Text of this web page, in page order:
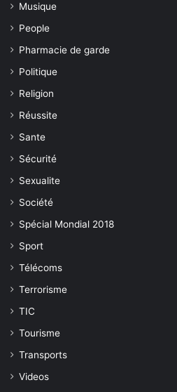
Musique
People
Pharmacie de garde
Politique
Religion
Réussite
Sante
Sécurité
Sexualite
Société
Spécial Mondial 2018
Sport
Télécoms
Terrorisme
TIC
Tourisme
Transports
Videos